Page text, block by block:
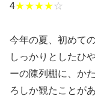
4★★★★☆
今年の夏、初めて
しっかりとしたひ
ーの陳列棚に、か
ろしか観たことが